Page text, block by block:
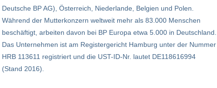
Deutsche BP AG), Österreich, Niederlande, Belgien und Polen.
Während der Mutterkonzern weltweit mehr als 83.000 Menschen
beschäftigt, arbeiten davon bei BP Europa etwa 5.000 in Deutschland.
Das Unternehmen ist am Registergericht Hamburg unter der Nummer
HRB 113611 registriert und die UST-ID-Nr. lautet DE118616994
(Stand 2016).